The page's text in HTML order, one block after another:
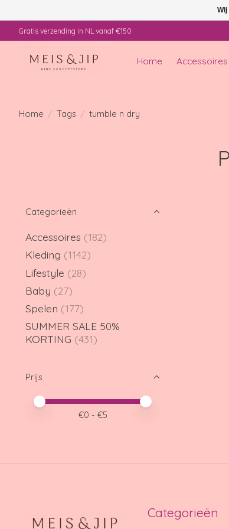
Gratis verzending in NL vanaf €150
Home Accessoires
Home / Tags / tumble n dry
Categorieën
Accessoires (182)
Kleding (1142)
Lifestyle (28)
Baby (27)
Spelen (177)
SUMMER SALE 50%
KORTING (431)
Prijs
Minimale prijswaarde
Price maximum value
€0 - €5
Categorieën
Wij